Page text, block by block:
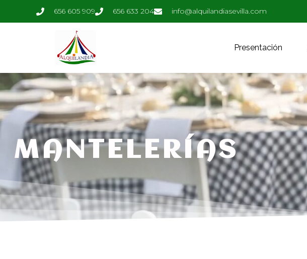
656 605 909 656 633 204 info@alquilandiasevilla.com
Presentación
MANTELERÍAS